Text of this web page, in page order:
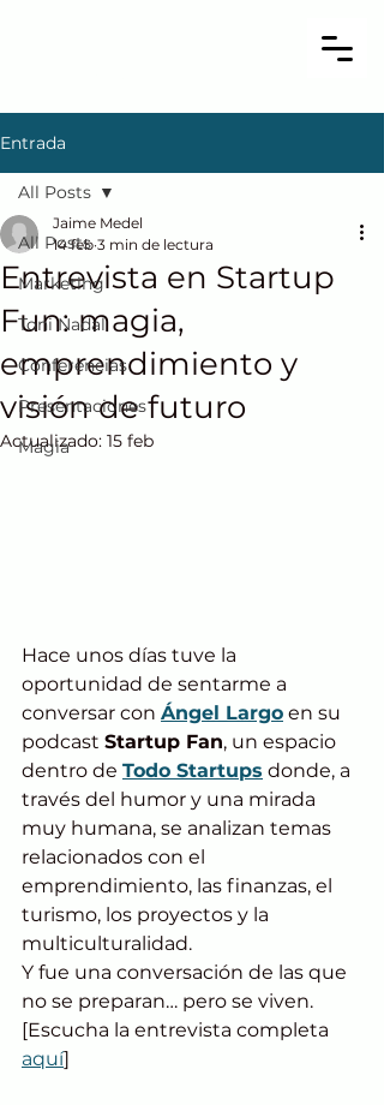
Entrada
All Posts
Marketing
Toni Nadal
Conferencias
Presentaciones
Magia
All Posts
Entrevista en Startup
Fun: magia,
emprendimiento y
visión de futuro
Jaime Medel
14 feb 3 min de lectura
Actualizado: 15 feb
Hace unos días tuve la
oportunidad de sentarme a
conversar con Ángel Largo en su
podcast Startup Fan, un espacio
dentro de Todo Startups donde, a
través del humor y una mirada
muy humana, se analizan temas
relacionados con el
emprendimiento, las finanzas, el
turismo, los proyectos y la
multiculturalidad.
Y fue una conversación de las que
no se preparan… pero se viven.
[Escucha la entrevista completa
aquí]